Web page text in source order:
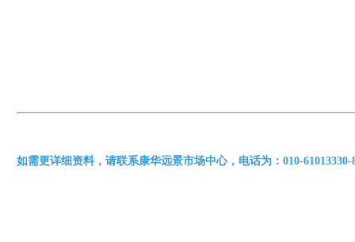
如需更详细资料，请联系康华远景市场中心，电话为：010-61013330-